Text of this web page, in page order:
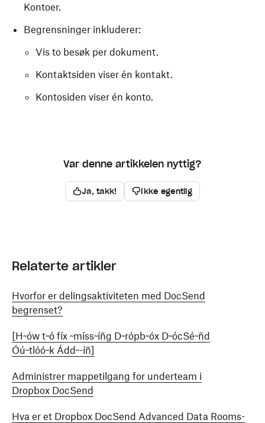
Kontoer.
Begrensninger inkluderer:
Vis to besøk per dokument.
Kontaktsiden viser én kontakt.
Kontosiden viser én konto.
Var denne artikkelen nyttig?
Ja, takk! Ikke egentlig
Relaterte artikler
Hvorfor er delingsaktiviteten med DocSend
begrenset?
[H~ów t~ó fíx ~míss~íñg D~rópb~óx D~ócSé~ñd
Óú~tlóó~k Ádd~-íñ]
Administrer mappetilgang for underteam i
Dropbox DocSend
Hva er et Dropbox DocSend Advanced Data Rooms-